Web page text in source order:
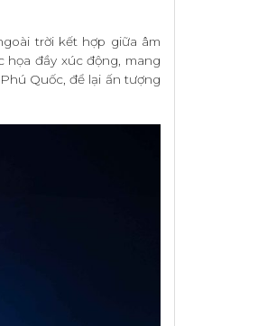
trời kết hợp giữa âm
họa đầy xúc động, mang
Quốc, để lại ấn tượng